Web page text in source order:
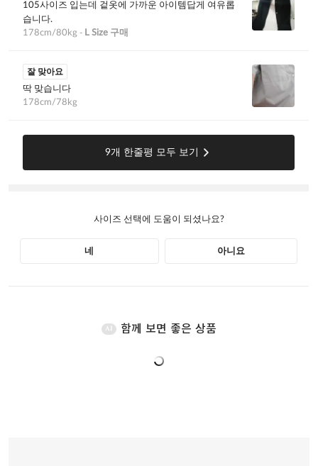
AI 함께 보면 좋은 상품